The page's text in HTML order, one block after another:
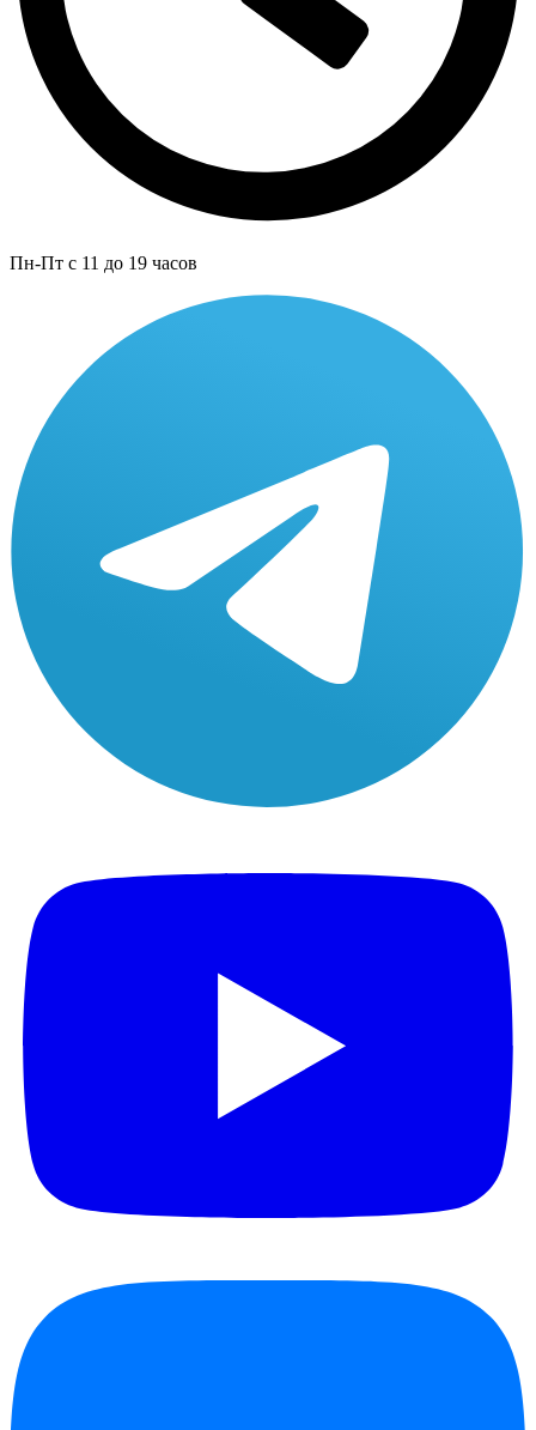
Пн-Пт с 11 до 19 часов